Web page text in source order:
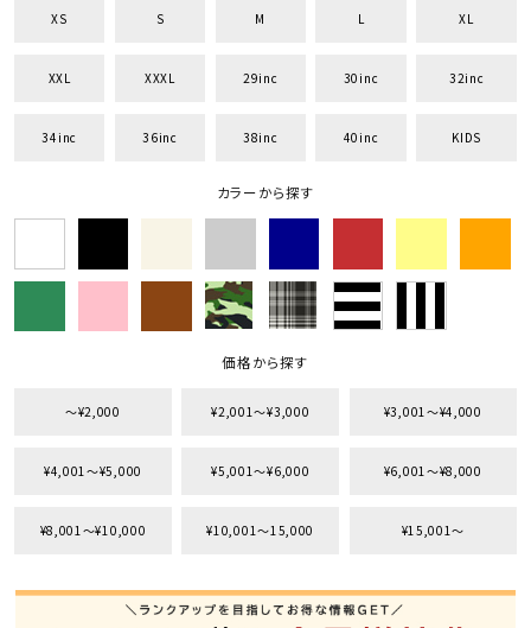
キーワードから探す
円 ～
並び順
サイズ
XL
XXL
XXXL
29inc
30inc
32inc
XS S M L XL
XXL XXXL 29inc 30inc 32inc
34inc 36inc 38inc 40inc KIDS
カラーから探す
価格から探す
〜¥2,000 ¥2,001〜¥3,000 ¥3,001〜¥4,000
¥4,001〜¥5,000 ¥5,001〜¥6,000 ¥6,001〜¥8,000
¥8,001〜¥10,000 ¥10,001〜15,000 ¥15,001〜